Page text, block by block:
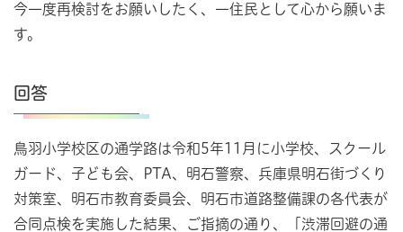
今一度再検討をお願いしたく、一住民として心から願いま
す。
回答
鳥羽小学校区の通学路は令和5年11月に小学校、スクール
ガード、子ども会、PTA、明石警察、兵庫県明石街づくり
対策室、明石市教育委員会、明石市道路整備課の各代表が
合同点検を実施した結果、ご指摘の通り、「渋滞回避の通